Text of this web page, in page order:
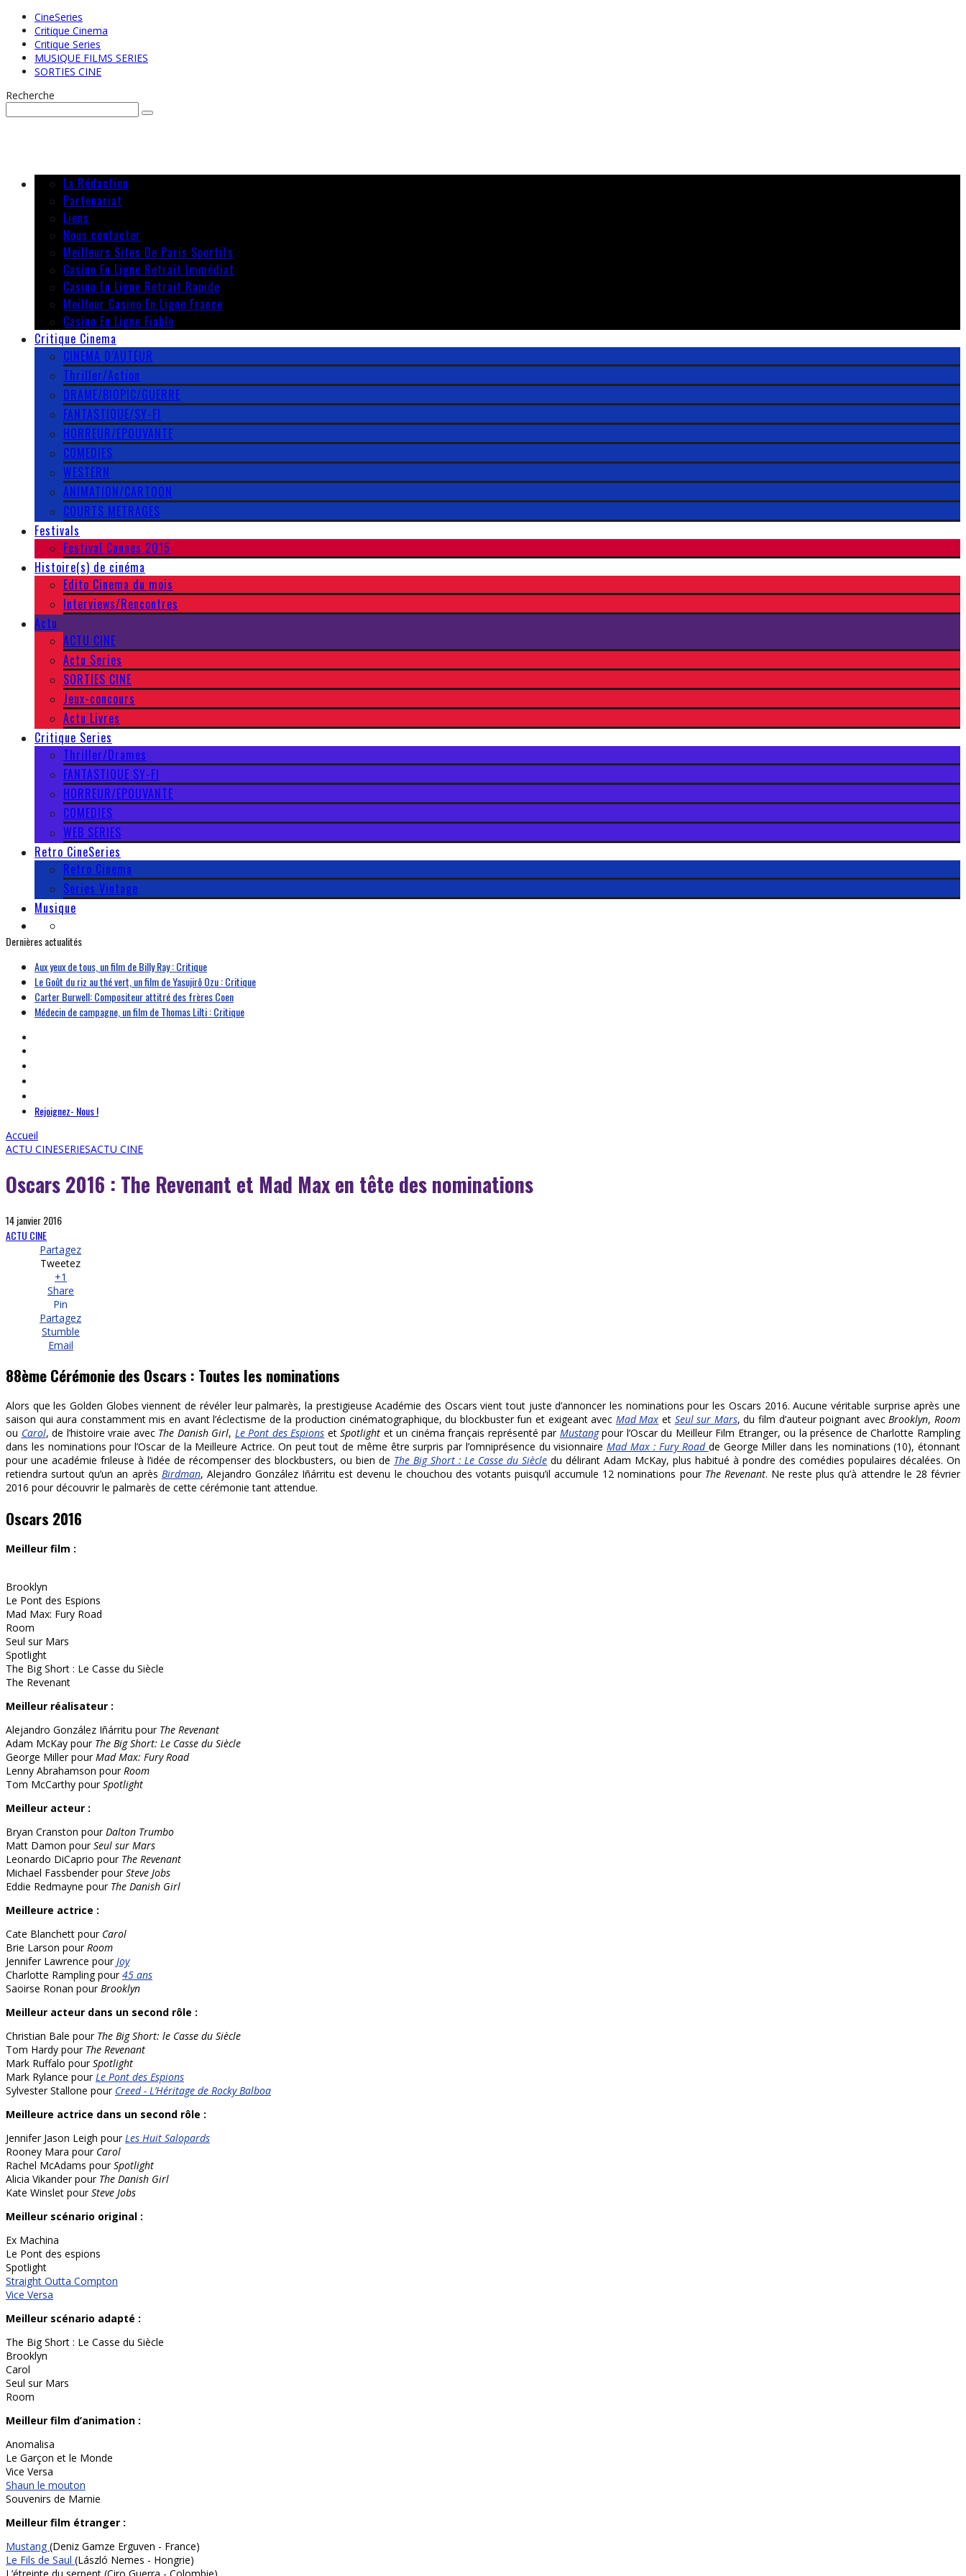
CineSeries
Critique Cinema
Critique Series
MUSIQUE FILMS SERIES
SORTIES CINE
Recherche
La Rédaction
Partenariat
Liens
Nous contacter
Meilleurs Sites De Paris Sportifs
Casino En Ligne Retrait Immédiat
Casino En Ligne Retrait Rapide
Meilleur Casino En Ligne France
Casino En Ligne Fiable
Critique Cinema
CINEMA D’AUTEUR
Thriller/Action
DRAME/BIOPIC/GUERRE
FANTASTIQUE/SY-FI
HORREUR/EPOUVANTE
COMEDIES
WESTERN
ANIMATION/CARTOON
COURTS METRAGES
Festivals
Festival Cannes 2015
Histoire(s) de cinéma
Edito Cinema du mois
Interviews/Rencontres
Actu
ACTU CINE
Actu Series
SORTIES CINE
Jeux-concours
Actu Livres
Critique Series
Thriller/Drames
FANTASTIQUE SY-FI
HORREUR/EPOUVANTE
COMEDIES
WEB SERIES
Retro CineSeries
Retro Cinema
Series Vintage
Musique
Dernières actualités
Aux yeux de tous, un film de Billy Ray : Critique
Le Goût du riz au thé vert, un film de Yasujirô Ozu : Critique
Carter Burwell: Compositeur attitré des frères Coen
Médecin de campagne, un film de Thomas Lilti : Critique
Rejoignez- Nous !
Accueil
ACTU CINESERIESACTU CINE
Oscars 2016 : The Revenant et Mad Max en tête des nominations
14 janvier 2016
ACTU CINE
Partagez
Tweetez
+1
Share
Pin
Partagez
Stumble
Email
88ème Cérémonie des Oscars : Toutes les nominations
Alors que les Golden Globes viennent de révéler leur palmarès, la prestigieuse Académie des Oscars vient tout juste d’annoncer les nominations pour les Oscars 2016. Aucune véritable surprise après une
saison qui aura constamment mis en avant l’éclectisme de la production cinématographique, du blockbuster fun et exigeant avec Mad Max et Seul sur Mars, du film d’auteur poignant avecBrooklyn,Room
ou Carol, de l’histoire vraie avec The Danish Girl, Le Pont des Espions etSpotlight et un cinéma français représenté par Mustangpour l’Oscar du Meilleur Film Etranger, ou la présence de Charlotte Rampling
dans les nominations pour l’Oscar de la Meilleure Actrice. On peut tout de même être surpris par l’omniprésence du visionnaire Mad Max : Fury Road de George Miller dans les nominations (10), étonnant
pour une académie frileuse à l’idée de récompenser des blockbusters, ou bien de The Big Short : Le Casse du Siècle du délirant Adam McKay, plus habitué à pondre des comédies populaires décalées. On
retiendra surtout qu’un an après Birdman, Alejandro González Iñárritu est devenu le chouchou des votants puisqu’il accumule 12 nominations pour The Revenant. Ne reste plus qu’à attendre le 28 février
2016 pour découvrir le palmarès de cette cérémonie tant attendue.
Oscars 2016
Meilleur film :
Brooklyn
Le Pont des Espions
Mad Max: Fury Road
Room
Seul sur Mars
Spotlight
The Big Short : Le Casse du Siècle
The Revenant
Meilleur réalisateur :
Alejandro González Iñárritu pour The Revenant
Adam McKay pour The Big Short: Le Casse du Siècle
George Miller pourMad Max: Fury Road
Lenny Abrahamson pourRoom
Tom McCarthy pourSpotlight
Meilleur acteur :
Bryan Cranston pourDalton Trumbo
Matt Damon pourSeul sur Mars
Leonardo DiCaprio pour The Revenant
Michael Fassbender pourSteve Jobs
Eddie Redmayne pour The Danish Girl
Meilleure actrice :
Cate Blanchett pour Carol
Brie Larson pourRoom
Jennifer Lawrence pourJoy
Charlotte Rampling pour45 ans
Saoirse Ronan pourBrooklyn
Meilleur acteur dans un second rôle :
Christian Bale pour The Big Short: le Casse du Siècle
Tom Hardy pour The Revenant
Mark Ruffalo pourSpotlight
Mark Rylance pour Le Pont des Espions
Sylvester Stallone pour Creed - L’Héritage de Rocky Balboa
Meilleure actrice dans un second rôle :
Jennifer Jason Leigh pourLes Huit Salopards
Rooney Mara pourCarol
Rachel McAdams pourSpotlight
Alicia Vikander pour The Danish Girl
Kate Winslet pourSteve Jobs
Meilleur scénario original :
Ex Machina
Le Pont des espions
Spotlight
Straight Outta Compton
Vice Versa
Meilleur scénario adapté :
The Big Short : Le Casse du Siècle
Brooklyn
Carol
Seul sur Mars
Room
Meilleur film d’animation :
Anomalisa
Le Garçon et le Monde
Vice Versa
Shaun le mouton
Souvenirs de Marnie
Meilleur film étranger :
Mustang (Deniz Gamze Erguven - France)
Le Fils de Saul (László Nemes - Hongrie)